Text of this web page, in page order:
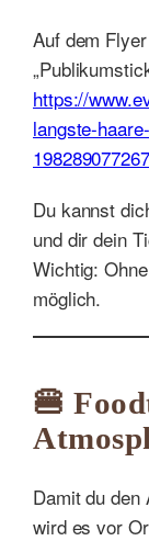
Auf dem
https://
langste-
Du kannst
und dir dein
Wichtig:
möglich.
🍔
Damit du den
wird es vor